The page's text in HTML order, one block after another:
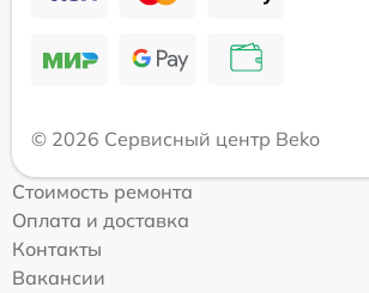
© 2026 Сервисный центр Beko
Стоимость ремонта
Оплата и доставка
Контакты
Вакансии